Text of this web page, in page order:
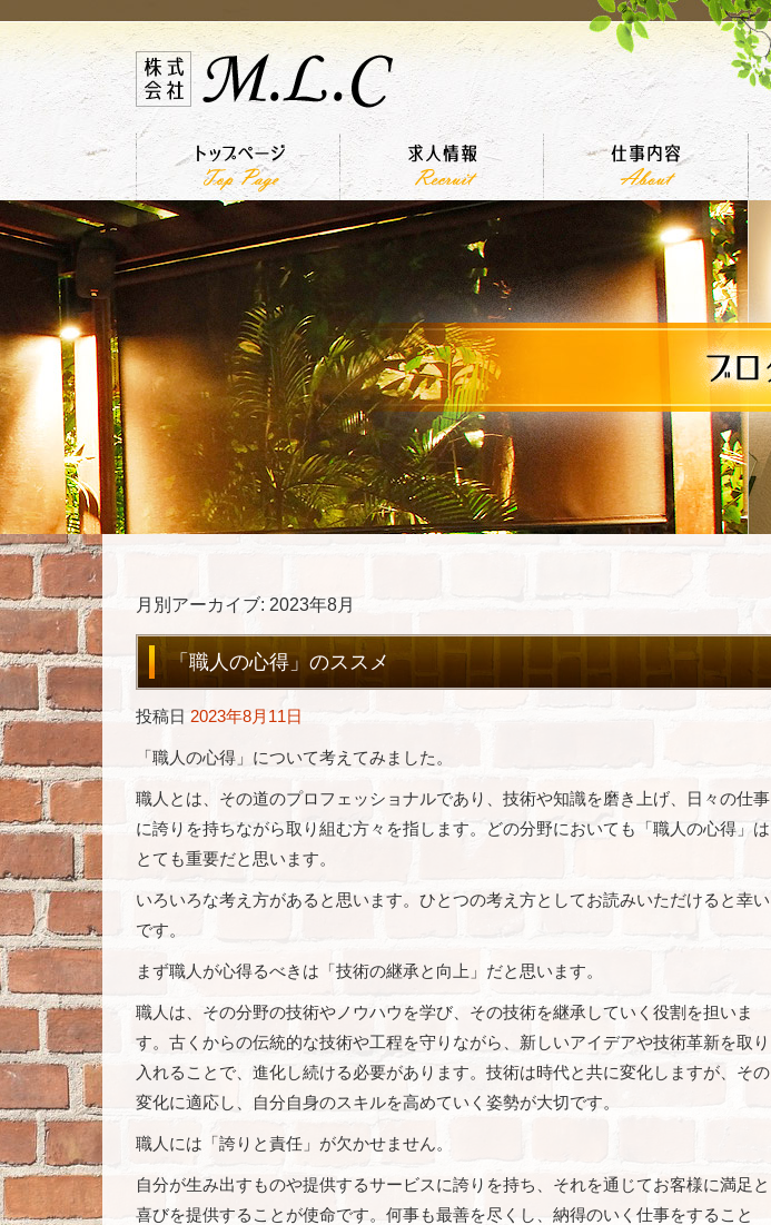
月別アーカイブ: 2023年8月
「職人の心得」のススメ
投稿日 2023年8月11日
「職人の心得」について考えてみました。
職人とは、その道のプロフェッショナルであり、技術や知識を磨き上げ、日々の仕事
に誇りを持ちながら取り組む方々を指します。どの分野においても「職人の心得」は
とても重要だと思います。
いろいろな考え方があると思います。ひとつの考え方としてお読みいただけると幸い
です。
まず職人が心得るべきは「技術の継承と向上」だと思います。
職人は、その分野の技術やノウハウを学び、その技術を継承していく役割を担いま
す。古くからの伝統的な技術や工程を守りながら、新しいアイデアや技術革新を取り
入れることで、進化し続ける必要があります。技術は時代と共に変化しますが、その
変化に適応し、自分自身のスキルを高めていく姿勢が大切です。
職人には「誇りと責任」が欠かせません。
自分が生み出すものや提供するサービスに誇りを持ち、それを通じてお客様に満足と
喜びを提供することが使命です。何事も最善を尽くし、納得のいく仕事をすること